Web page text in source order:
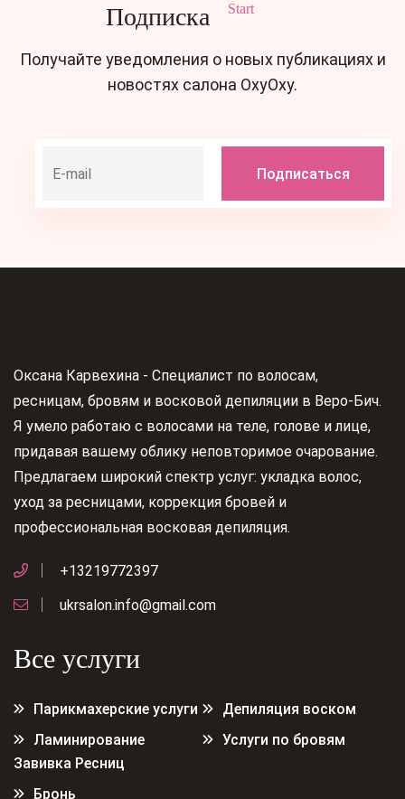
Подписка Start
Получайте уведомления о новых публикациях и
новостях салона OxyOxy.
Оксана Карвехина - Специалист по волосам,
ресницам, бровям и восковой депиляции в Веро-Бич.
Я умело работаю с волосами на теле, голове и лице,
придавая вашему облику неповторимое очарование.
Предлагаем широкий спектр услуг: укладка волос,
уход за ресницами, коррекция бровей и
профессиональная восковая депиляция.
+13219772397
ukrsalon.info@gmail.com
Все услуги
Парикмахерские услуги
Депиляция воском
Ламинирование
Завивка Ресниц
Услуги по бровям
Бронь